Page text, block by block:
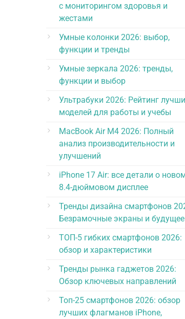
с мониторингом здоровья и
жестами
Умные колонки 2026: выбор,
функции и тренды
Умные зеркала 2026: тренды,
функции и выбор
Ультрабуки 2026: Рейтинг
моделей для работы и учебы
MacBook Air M4 2026: Полный
анализ производительности и
улучшений
iPhone 17 Air: все детали о
8.4-дюймовом дисплее
Тренды дизайна смартфонов
Безрамочные экраны и будущее
ТОП-5 гибких смартфонов 2026:
обзор и характеристики
Тренды рынка гаджетов 2026:
Обзор ключевых направлений
Топ-25 смартфонов 2026: обзор
лучших флагманов iPhone,